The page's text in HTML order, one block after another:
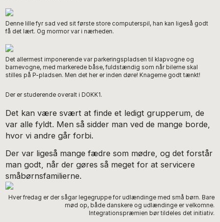
Denne lille fyr sad ved sit første store computerspil, han kan ligeså godt
få det lært. Og mormor var i nærheden.
Det allermest imponerende var parkeringspladsen til klapvogne og
barnevogne, med markerede båse, fuldstændig som når bilerne skal
stilles på P-pladsen. Men det her er inden døre! Knageme godt tænkt!
Der er studerende overalt i DOKK1.
Det kan være svært at finde et ledigt grupperum, de
var alle fyldt. Men så sidder man ved de mange borde,
hvor vi andre går forbi.
Der var ligeså mange fædre som mødre, og det forstår
man godt, når der gøres så meget for at servicere
småbørnsfamilierne.
Hver fredag er der sågar legegruppe for udlændinge med små børn. Bare
mød op, både danskere og udlændinge er velkomne.
Integrationspræmien bør tildeles det initiativ.